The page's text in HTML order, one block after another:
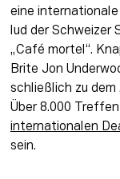
eine
lud der Schweizer
„Café mortel“.
Brite Jon
schließlich zu dem
Über 8.000
internationalen
sein.